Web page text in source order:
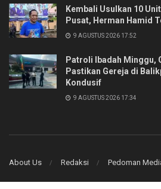
Kembali Usulkan 10
Pusat, Herman Hamid
9 AGUSTUS 2026 17:52
Patroli Ibadah Minggu,
Pastikan Gereja di
Kondusif
9 AGUSTUS 2026 17:34
About Us Redaksi Pedoman